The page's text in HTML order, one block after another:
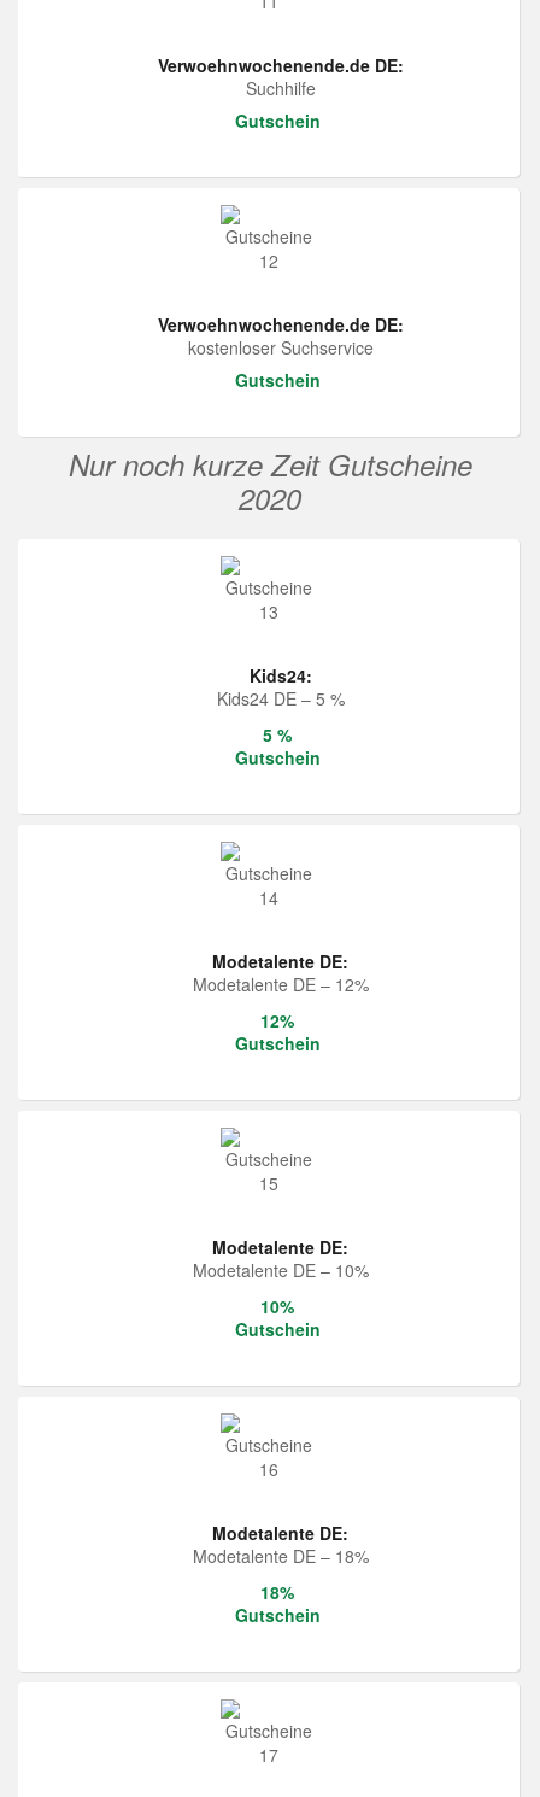
Verwoehnwochenende.de DE:
Suchhilfe
Gutschein
Verwoehnwochenende.de DE:
kostenloser Suchservice
Gutschein
Nur noch kurze Zeit Gutscheine
2020
Kids24:
Kids24 DE – 5 %
5 %
Gutschein
Modetalente DE:
Modetalente DE – 12%
12%
Gutschein
Modetalente DE:
Modetalente DE – 10%
10%
Gutschein
Modetalente DE:
Modetalente DE – 18%
18%
Gutschein